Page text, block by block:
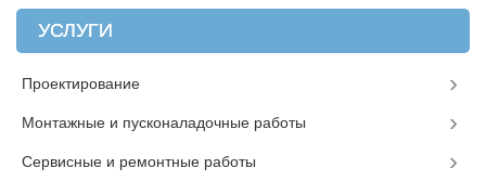
УСЛУГИ
Проектирование
Монтажные и пусконаладочные работы
Сервисные и ремонтные работы